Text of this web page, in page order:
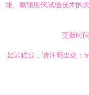
能、赋能现代试验技术的关
更新时
如若转载，请注明出处：